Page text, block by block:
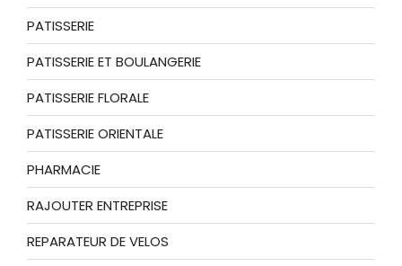
PATISSERIE
PATISSERIE ET BOULANGERIE
PATISSERIE FLORALE
PATISSERIE ORIENTALE
PHARMACIE
RAJOUTER ENTREPRISE
REPARATEUR DE VELOS